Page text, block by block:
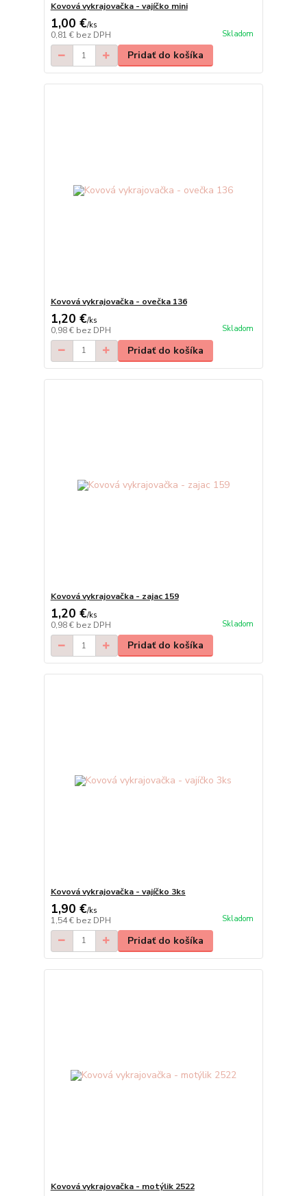
Kovová vykrajovačka - vajíčko mini
1,00 €/ks
0,81 € bez DPH Skladom
Pridať do košíka
Kovová vykrajovačka - ovečka 136
1,20 €/ks
0,98 € bez DPH Skladom
Pridať do košíka
Kovová vykrajovačka - zajac 159
1,20 €/ks
0,98 € bez DPH Skladom
Pridať do košíka
Kovová vykrajovačka - vajíčko 3ks
1,90 €/ks
1,54 € bez DPH Skladom
Pridať do košíka
Kovová vykrajovačka - motýlik 2522